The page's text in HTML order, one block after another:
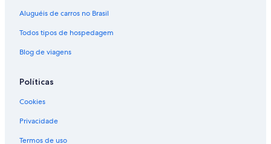
Aluguéis de carros no Brasil
Todos tipos de hospedagem
Blog de viagens
Políticas
Cookies
Privacidade
Termos de uso